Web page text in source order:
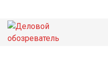
НОВОСТИ